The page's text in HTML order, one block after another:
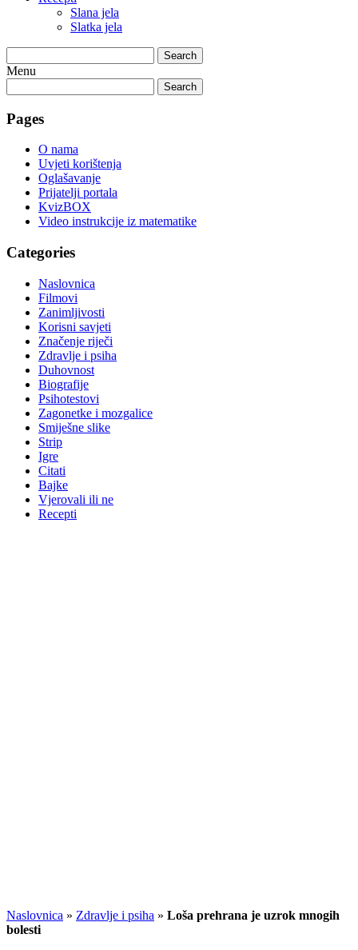
Slana jela
Slatka jela
Search
Menu
Search
Pages
O nama
Uvjeti korištenja
Oglašavanje
Prijatelji portala
KvizBOX
Video instrukcije iz matematike
Categories
Naslovnica
Filmovi
Zanimljivosti
Korisni savjeti
Značenje riječi
Zdravlje i psiha
Duhovnost
Biografije
Psihotestovi
Zagonetke i mozgalice
Smiješne slike
Strip
Igre
Citati
Bajke
Vjerovali ili ne
Recepti
Naslovnica » Zdravlje i psiha » Loša prehrana je uzrok mnogih
bolesti